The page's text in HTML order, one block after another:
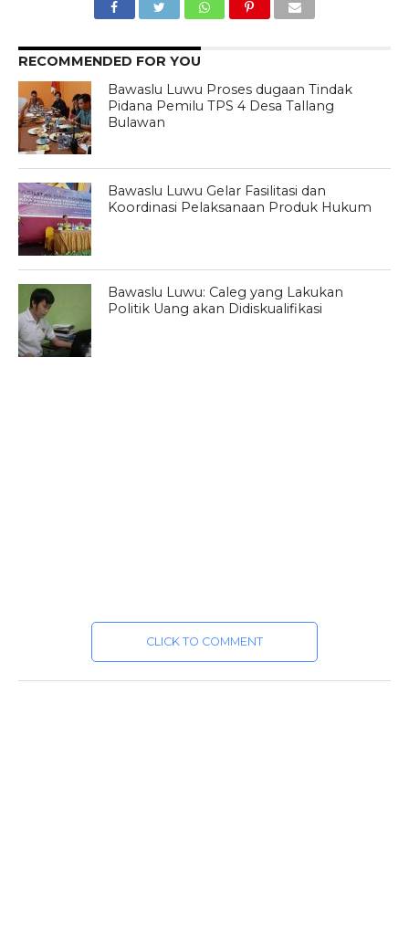
RECOMMENDED FOR YOU
Bawaslu Luwu Proses dugaan Tindak
Pidana Pemilu TPS 4 Desa Tallang
Bulawan
Bawaslu Luwu Gelar Fasilitasi dan
Koordinasi Pelaksanaan Produk Hukum
Bawaslu Luwu: Caleg yang Lakukan
Politik Uang akan Didiskualifikasi
CLICK TO COMMENT